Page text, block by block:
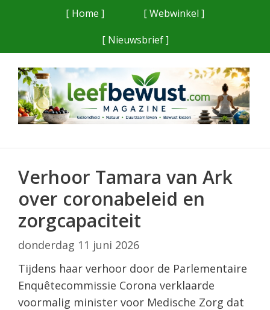
[ Home ]
[ Webwinkel ]
[ Nieuwsbrief ]
Verhoor Tamara van Ark
over coronabeleid en
zorgcapaciteit
donderdag 11 juni 2026
Tijdens haar verhoor door de Parlementaire
Enquêtecommissie Corona verklaarde
voormalig minister voor Medische Zorg dat